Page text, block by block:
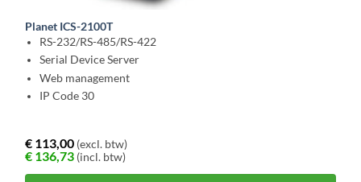
Planet ICS-2100T
RS-232/RS-485/RS-422
Serial Device Server
Web management
IP Code 30
€ 113,00 (excl. btw)
€ 136,73 (incl. btw)